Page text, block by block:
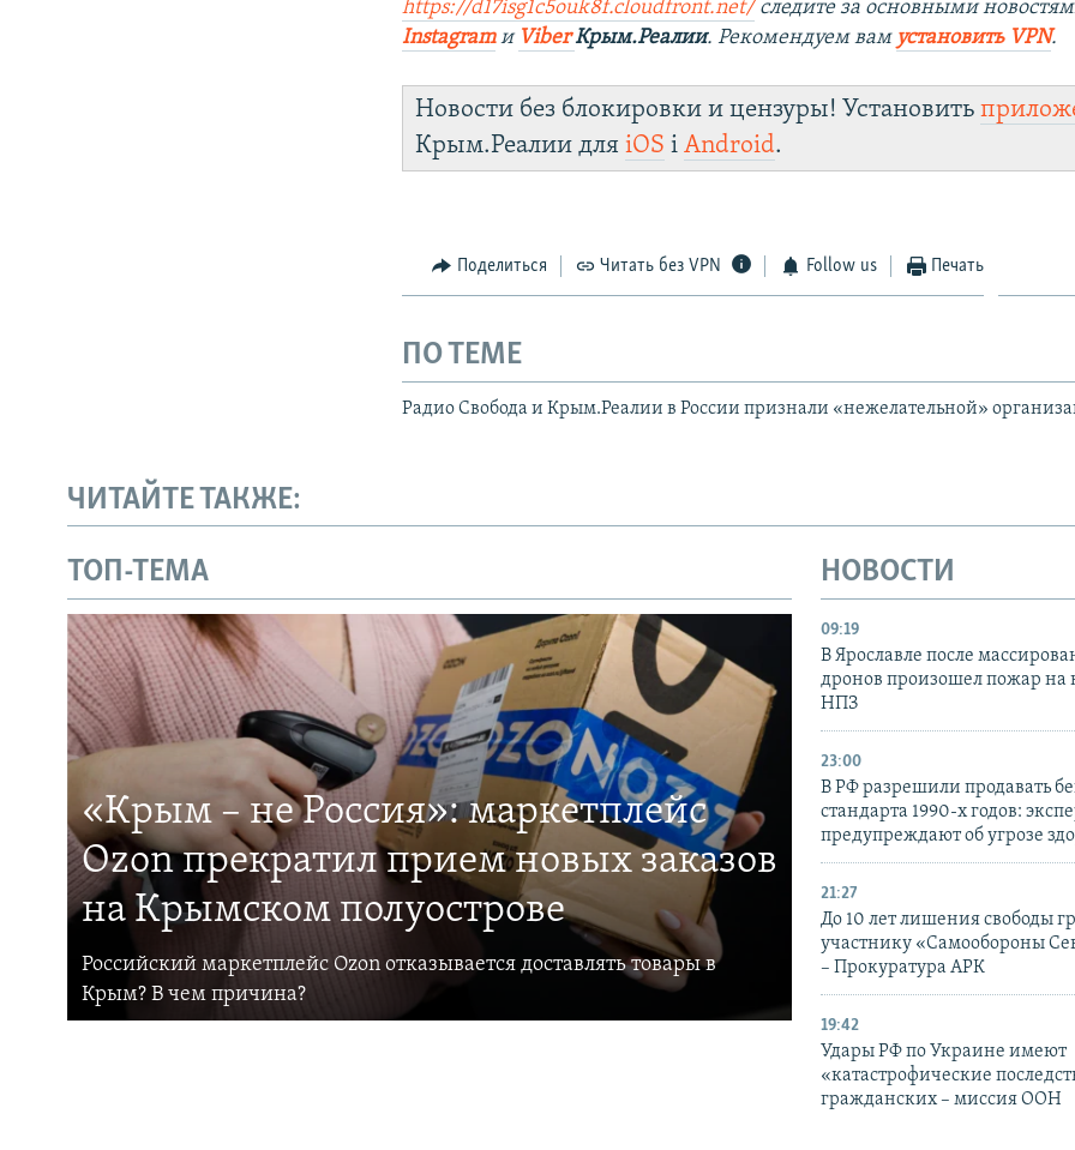
https://d17isg1c5ouk8f.cloudfront.net/ следите за основными
Instagramи Viber Крым.Реалии. Рекомендуем вам установить VPN.
Новости без блокировки и цензуры! Установить
Крым.Реалии дляiOS іAndroid.
Поделиться Читать без VPN Follow us Печать
ПО ТЕМЕ
Радио Свобода и Крым.Реалии в России признали «нежелательной»
ЧИТАЙТЕ ТАКЖЕ:
ТОП-ТЕМА
«Крым – не Россия»: маркетплейс
Ozon прекратил прием новых заказов
на Крымском полуострове
Российский маркетплейс Ozon отказывается доставлять товары в
Крым? В чем причина?
НОВОСТИ
09:19
В Ярославле после
дронов произошел пожар на
НПЗ
23:00
В РФ разрешили продавать
стандарта 1990-х годов:
предупреждают об угрозе
21:27
До 10 лет лишения свободы
участнику «Самообороны
– Прокуратура АРК
19:42
Удары РФ по Украине имеют
«катастрофические
гражданских – миссия ООН